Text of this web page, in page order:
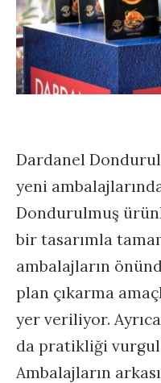
Dardanel
yeni
Dondurulmuş
bir tasarımla
ambalajların
plan çıkarma
yer veriliyor.
da pratikliği
Ambalajların